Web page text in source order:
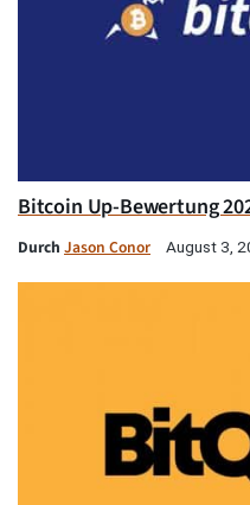
Bitcoin Up-Bewertung
Durch Jason Conor August 3,